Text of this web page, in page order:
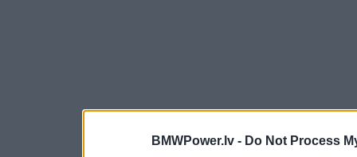
BMWPower.lv - Do Not Process